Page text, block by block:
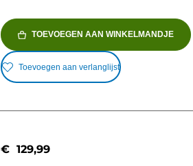
TOEVOEGEN AAN WINKELMANDJE
Toevoegen aan verlanglijst
€ 129,99